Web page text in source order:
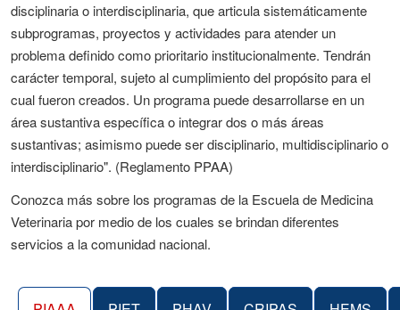
disciplinaria o interdisciplinaria, que articula sistemáticamente
subprogramas, proyectos y actividades para atender un
problema definido como prioritario institucionalmente. Tendrán
carácter temporal, sujeto al cumplimiento del propósito para el
cual fueron creados. Un programa puede desarrollarse en un
área sustantiva específica o integrar dos o más áreas
sustantivas; asimismo puede ser disciplinario, multidisciplinario o
interdisciplinario". (Reglamento PPAA)
Conozca más sobre los programas de la Escuela de Medicina
Veterinaria por medio de los cuales se brindan diferentes
servicios a la comunidad nacional.